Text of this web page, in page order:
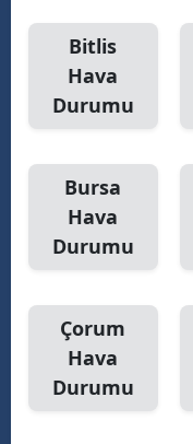
Bitlis
Hava
Durumu
Bursa
Hava
Durumu
Çorum
Hava
Durumu